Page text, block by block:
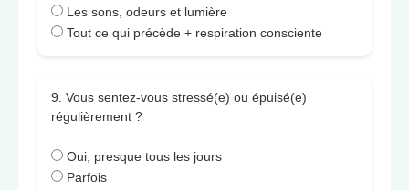
Les sons, odeurs et lumière
Tout ce qui précède + respiration consciente
9. Vous sentez-vous stressé(e) ou épuisé(e)
régulièrement ?
Oui, presque tous les jours
Parfois